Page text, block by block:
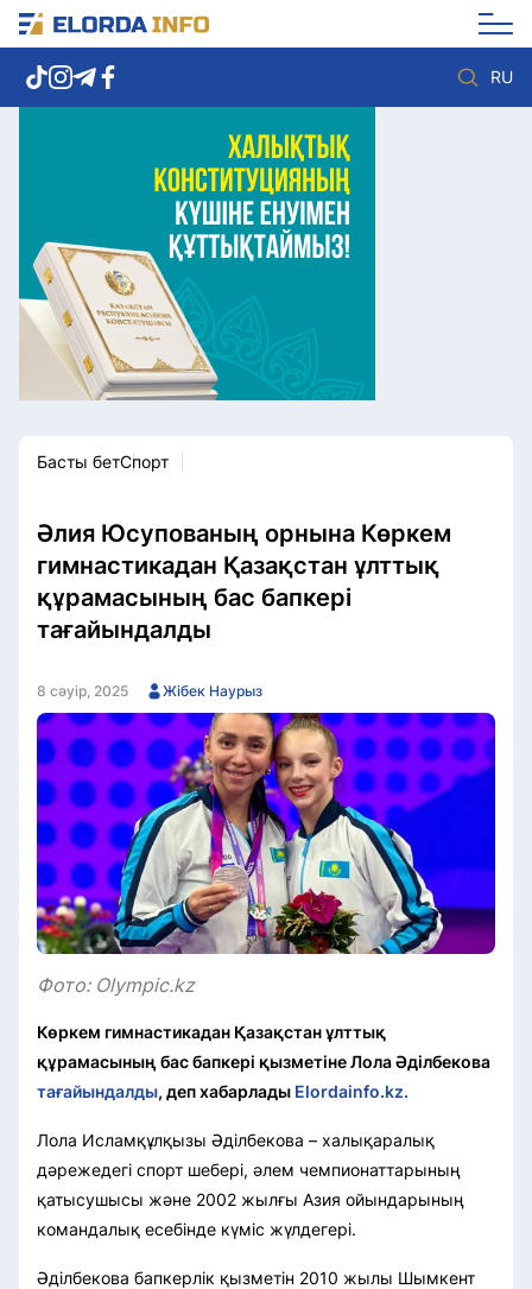
RU
Елорда жаңалықтары
Көзқарас
Саясат
Видео
Әлеумет
Экономика
Спорт
Мәдениет
Басты бетСпорт
Әлия Юсупованың орнына Көркем
гимнастикадан Қазақстан ұлттық
құрамасының бас бапкері
тағайындалды
8 сәуір, 2025 Жібек Наурыз
Фото: Olympic.kz
Көркем гимнастикадан Қазақстан ұлттық
құрамасының бас бапкері қызметіне Лола Әділбекова
тағайындалды, деп хабарлады Elordainfo.kz.
Лола Исламқұлқызы Әділбекова – халықаралық
дәрежедегі спорт шебері, әлем чемпионаттарының
қатысушысы және 2002 жылғы Азия ойындарының
командалық есебінде күміс жүлдегері.
Әділбекова бапкерлік қызметін 2010 жылы Шымкент